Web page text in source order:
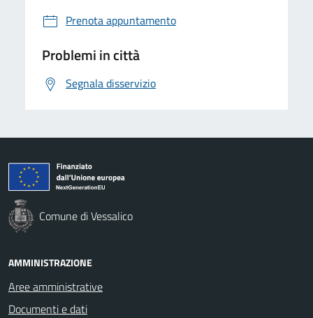
Prenota appuntamento
Problemi in città
Segnala disservizio
Comune di Vessalico
AMMINISTRAZIONE
Aree amministrative
Documenti e dati